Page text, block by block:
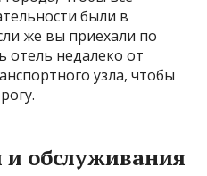
были в
же вы приехали по
отель недалеко от
узла, чтобы
и обслуживания